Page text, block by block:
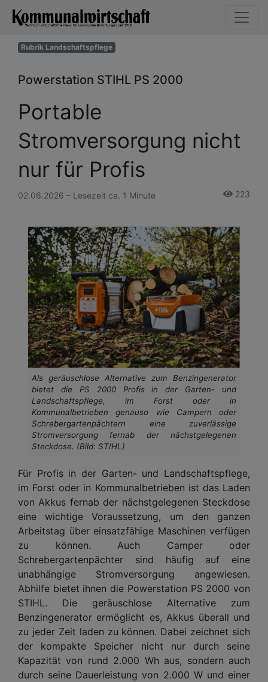
Rubrik Landschaftspflege
Powerstation STIHL PS 2000
Portable
Stromversorgung nicht
nur für Profis
02.06.2026 – Lesezeit ca. 1 Minute 223
Als geräuschlose Alternative zum Benzingenerator
bietet die PS 2000 Profis in der Garten- und
Landschaftspflege, im Forst oder in
Kommunalbetrieben genauso wie Campern oder
Schrebergartenpächtern eine zuverlässige
Stromversorgung fernab der nächstgelegenen
Steckdose. (Bild: STIHL)
Für Profis in der Garten- und Landschaftspflege,
im Forst oder in Kommunalbetrieben ist das Laden
von Akkus fernab der nächstgelegenen Steckdose
eine wichtige Voraussetzung, um den ganzen
Arbeitstag über einsatzfähige Maschinen verfügen
zu können. Auch Camper oder
Schrebergartenpächter sind häufig auf eine
unabhängige Stromversorgung angewiesen.
Abhilfe bietet ihnen die Powerstation PS 2000 von
STIHL. Die geräuschlose Alternative zum
Benzingenerator ermöglicht es, Akkus überall und
zu jeder Zeit laden zu können. Dabei zeichnet sich
der kompakte Speicher nicht nur durch seine
Kapazität von rund 2.000 Wh aus, sondern auch
durch seine Dauerleistung von 2.000 W und einer